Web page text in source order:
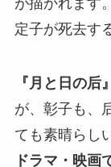
定子が死去す
『月と日の后』
が、彰子も、
ても素晴らし
ドラマ・映画